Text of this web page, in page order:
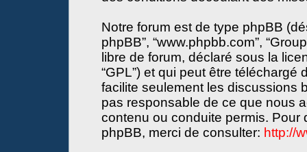
Notre forum est de type phpBB
phpBB”, “www.phpbb.com”,
libre de forum, déclaré sous la
“GPL”) et qui peut être téléchargé
facilite seulement les discussions
pas responsable de ce que nous
contenu ou conduite permis. Pour
phpBB, merci de consulter: http://